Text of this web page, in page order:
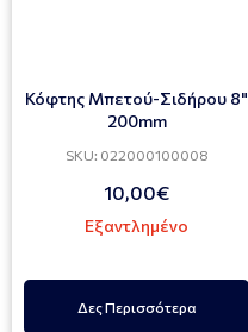
Κόφτης Μπετού-Σιδήρου 8"
200mm
SKU: 022000100008
10,00€
Εξαντλημένο
Δες Περισσότερα